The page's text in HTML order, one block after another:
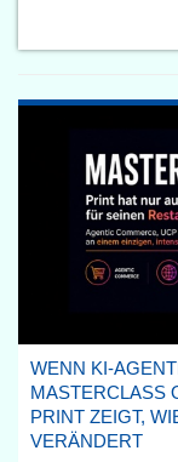
WENN KI-
MASTERCLASS
PRINT ZEIGT,
VERÄNDERT